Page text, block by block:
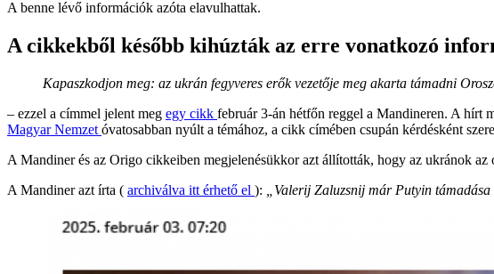
A benne lévő információk azóta elavulhattak.
A cikkekből később kihúzták az erre vonatkozó
Kapaszkodjon meg: az ukrán fegyveres erők vezetője meg akarta támadni
– ezzel a címmel jelent meg egy cikk február 3-án hétfőn reggel a Mandineren. A hírt
Magyar Nemzet óvatosabban nyúlt a témához, a cikk címében csupán kérdésként
A Mandiner és az Origo cikkeiben megjelenésükkor azt állították, hogy az ukránok
A Mandiner azt írta ( archiválva itt érhető el ): „Valerij Zaluzsnij már Putyin